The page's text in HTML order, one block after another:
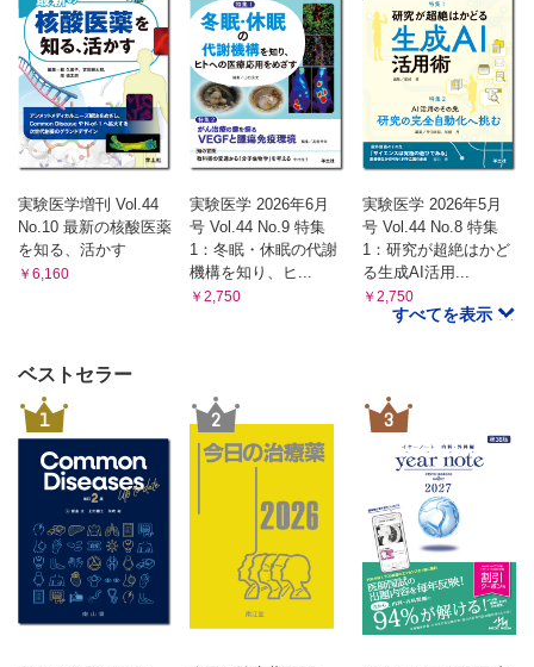
実験医学増刊 Vol.44
No.10 最新の核酸医薬
を知る、活かす
￥6,160
実験医学 2026年6月
号 Vol.44 No.9 特集
1：冬眠・休眠の代謝
機構を知り、ヒ...
￥2,750
実験医学 2026年5月
号 Vol.44 No.8 特集
1：研究が超絶はかど
る生成AI活用...
￥2,750
すべてを表示
ベストセラー
1 2 3